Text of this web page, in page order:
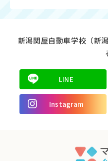
新潟関屋自動車学校（新
LINE
Instagram